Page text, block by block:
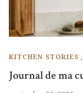
KITCHEN STORIES ,
Journal de ma